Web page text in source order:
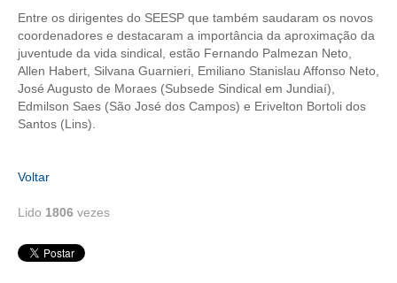
Entre os dirigentes do SEESP que também saudaram os novos
coordenadores e destacaram a importância da aproximação da
juventude da vida sindical, estão Fernando Palmezan Neto,
Allen Habert, Silvana Guarnieri, Emiliano Stanislau Affonso Neto,
José Augusto de Moraes (Subsede Sindical em Jundiaí),
Edmilson Saes (São José dos Campos) e Erivelton Bortoli dos
Santos (Lins).
Voltar
Lido 1806 vezes